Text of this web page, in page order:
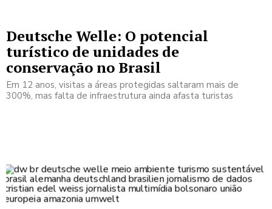
Deutsche Welle: O potencial
turístico de unidades de
conservação no Brasil
Em 12 anos, visitas a áreas protegidas saltaram mais de
300%, mas falta de infraestrutura ainda afasta turistas